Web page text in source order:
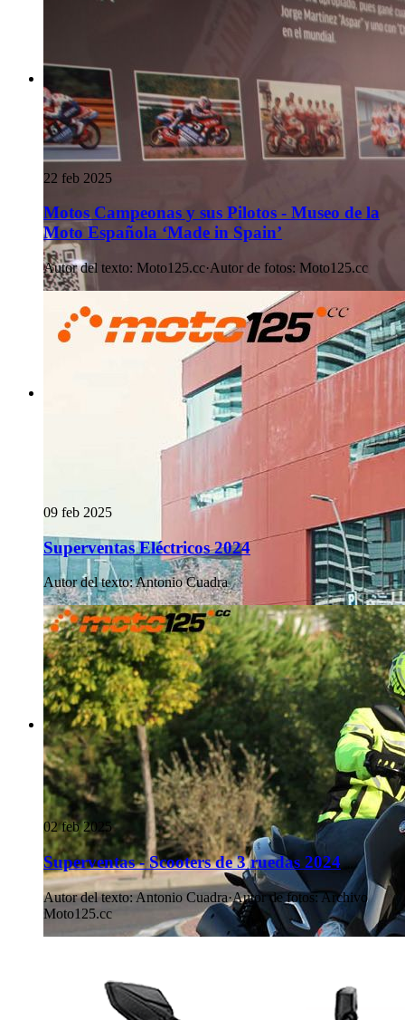
22 feb 2025
Motos Campeonas y sus Pilotos - Museo de la
Moto Española ‘Made in Spain’
Autor del texto: Moto125.cc·Autor de fotos: Moto125.cc
09 feb 2025
Superventas Eléctricos 2024
Autor del texto:Antonio Cuadra
02 feb 2025
Superventas - Scooters de 3 ruedas 2024
Autor del texto:Antonio Cuadra·Autor de fotos:Archivo
Moto125.cc